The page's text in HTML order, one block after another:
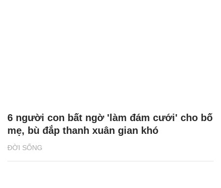
ĐỜI SỐNG
6 người con bất ngờ 'làm đám cưới' cho bố
mẹ, bù đắp thanh xuân gian khó